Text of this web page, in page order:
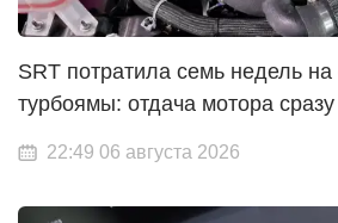
SRT потратила семь недель на
турбоямы: отдача мотора
22:49 06 августа 2026